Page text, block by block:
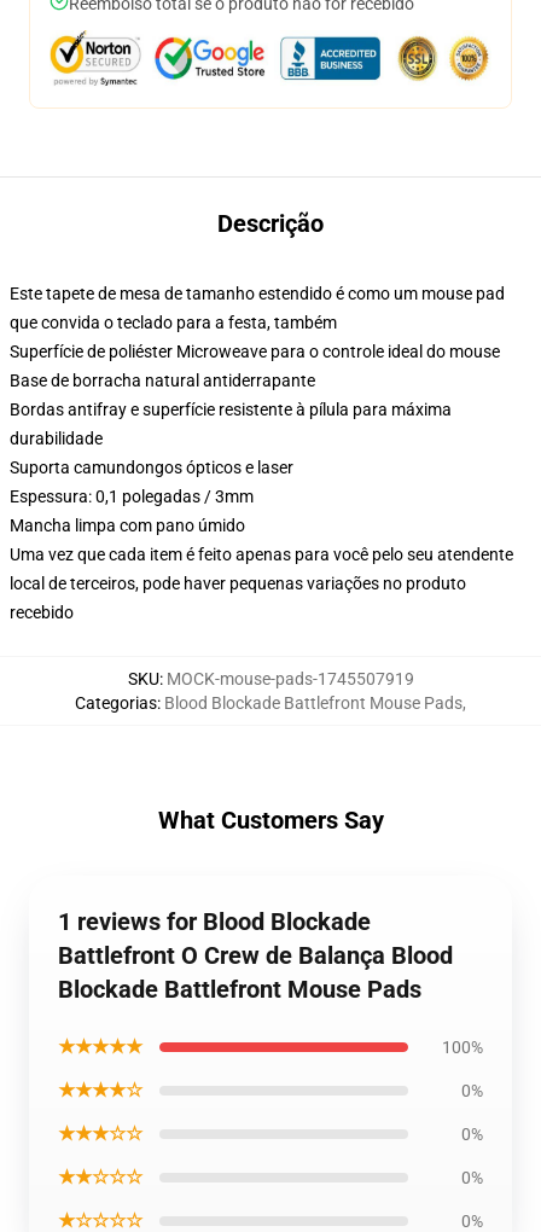
Reembolso total se o produto não for recebido
Descrição
Este tapete de mesa de tamanho estendido é como um mouse pad
que convida o teclado para a festa, também
Superfície de poliéster Microweave para o controle ideal do mouse
Base de borracha natural antiderrapante
Bordas antifray e superfície resistente à pílula para máxima
durabilidade
Suporta camundongos ópticos e laser
Espessura: 0,1 polegadas / 3mm
Mancha limpa com pano úmido
Uma vez que cada item é feito apenas para você pelo seu atendente
local de terceiros, pode haver pequenas variações no produto
recebido
SKU: MOCK-mouse-pads-1745507919
Categorias: Blood Blockade Battlefront Mouse Pads,
What Customers Say
1 reviews for Blood Blockade
Battlefront O Crew de Balança Blood
Blockade Battlefront Mouse Pads
★★★★★ 100%
★★★★☆ 0%
★★★☆☆ 0%
★★☆☆☆ 0%
★☆☆☆☆ 0%